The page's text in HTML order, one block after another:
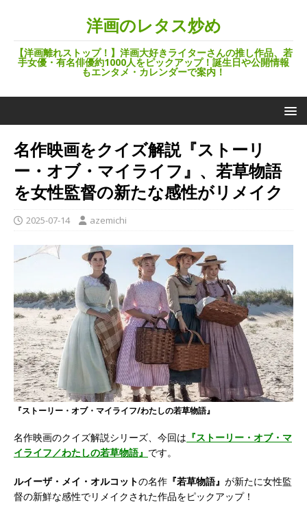
洋画のレタス炒め
【洋画離れストップ！】洋画大好きライターさんの推し作品、若
手女優・有名俳優約1000人をピックアップ！誕生日や公開情報
もエンタメ・カレンダーで案内！
名作映画をクイズ解説『ストーリ
ー・オブ・マイライフ』、若草物語
を女性監督の新たな感性がリメイク
2025-07-14 azemichi
『ストーリー・オブ・マイライフ/わたしの若草物語』
名作映画のクイズ解説シリーズ、今回は 『ストーリー・オブ・マ
イライフ／わたしの若草物語』 です。
ルイーザ・メイ・オルコットの名作 『若草物語』 が新たに女性監
督の新鮮な感性でリメイクされた作品をピックアップ！